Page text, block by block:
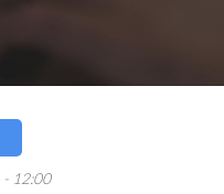
12:00